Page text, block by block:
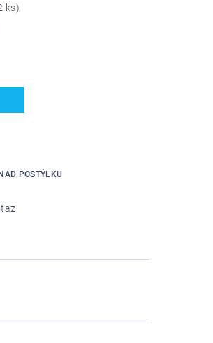
ks)
POSTÝLKU